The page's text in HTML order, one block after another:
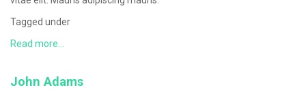
Tagged under
Read more...
John Adams